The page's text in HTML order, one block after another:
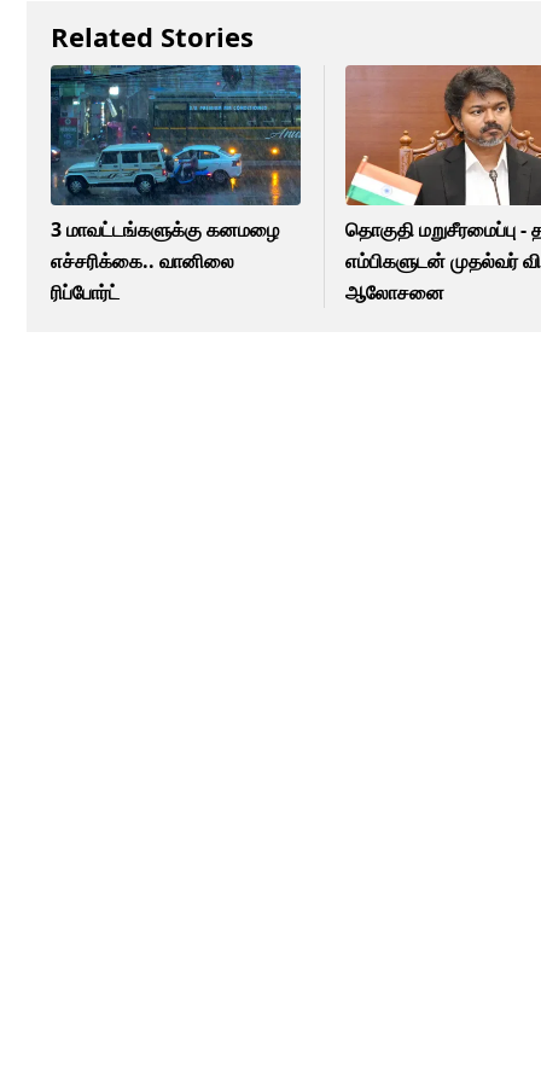
Related Stories
3 மாவட்டங்களுக்கு கனமழை
எச்சரிக்கை.. வானிலை
ரிப்போர்ட்
தொகுதி மறுசீரமைப்பு -
எம்பிகளுடன் முதல்வர்
ஆலோசனை